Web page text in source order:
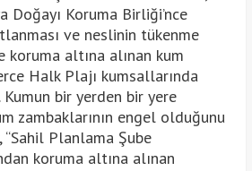
Doğayı Koruma Birliği’nce
ve neslinin tükenme
altına alınan kum
Halk Plajı kumsallarında
bir yerden bir yere
zambaklarının engel olduğunu
“Sahil Planlama Şube
koruma altına alınan